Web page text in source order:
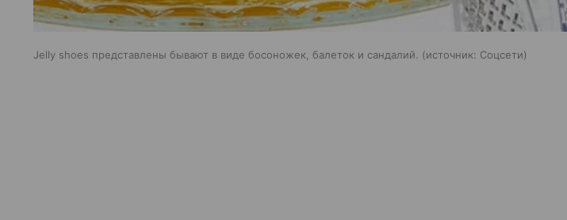
Jelly shoes представлены бывают в виде босоножек, балеток и сандалий. источник: Соцсети